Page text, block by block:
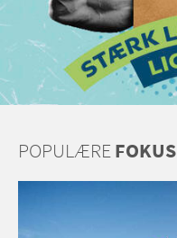
POPULÆREFOKUS